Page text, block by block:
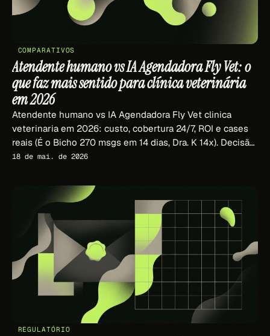
COMPARATIVOS
Atendente humano vs IA Agendadora Fly Vet: o
que faz mais sentido para clínica veterinária
em 2026
Atendente humano vs IA Agendadora Fly Vet clinica
veterinaria em 2026: custo, cobertura 24/7, ROI e cases
reais (É o Bicho 270 msgs em 14 dias, Dra. K 14x). Decisão
financeira para dono de clínica.
18 de mai. de 2026
REGULATÓRIO